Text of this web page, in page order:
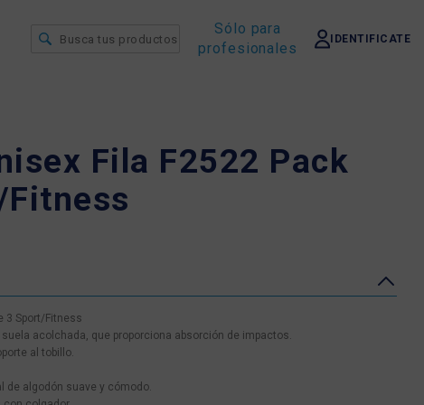
Sólo para
profesionales
IDENTIFICATE
Fila F2522 Pack
3 Sport/Fitness
acolchada, que proporciona absorción de impactos.
al tobillo.
de algodón suave y cómodo.